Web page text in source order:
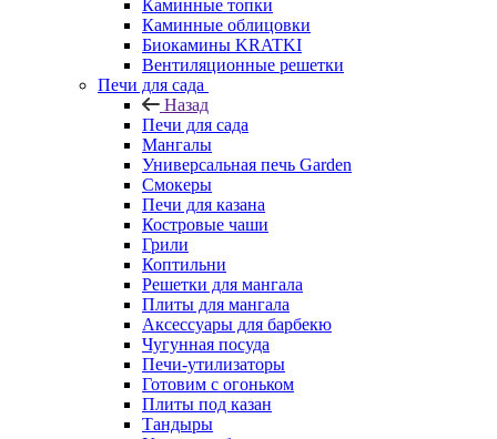
Каминные топки
Каминные облицовки
Биокамины KRATKI
Вентиляционные решетки
Печи для сада
Назад
Печи для сада
Мангалы
Универсальная печь Garden
Смокеры
Печи для казана
Костровые чаши
Грили
Коптильни
Решетки для мангала
Плиты для мангала
Аксессуары для барбекю
Чугунная посуда
Печи-утилизаторы
Готовим с огоньком
Плиты под казан
Тандыры